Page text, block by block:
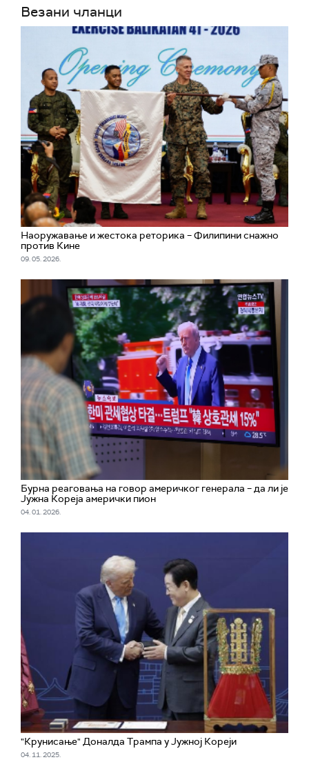
Везани чланци
Наоружавање и жестока реторика – Филипини снажно
против Кине
09. 05. 2026.
Бурна реаговања на говор америчког генерала – да ли је
Јужна Кореја амерички пион
04. 01. 2026.
"Крунисање" Доналда Трампа у Јужној Кореји
04. 11. 2025.